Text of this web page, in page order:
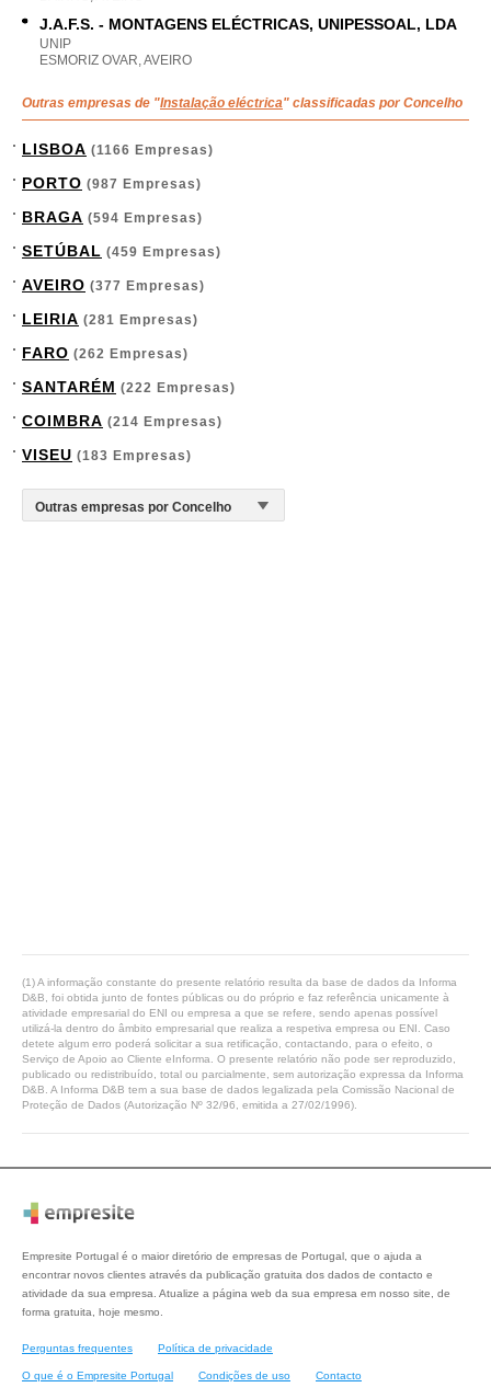
J.A.F.S. - MONTAGENS ELÉCTRICAS, UNIPESSOAL, LDA
UNIP
ESMORIZ OVAR, AVEIRO
Outras empresas de "Instalação eléctrica" classificadas por Concelho
LISBOA (1166 Empresas)
PORTO (987 Empresas)
BRAGA (594 Empresas)
SETÚBAL (459 Empresas)
AVEIRO (377 Empresas)
LEIRIA (281 Empresas)
FARO (262 Empresas)
SANTARÉM (222 Empresas)
COIMBRA (214 Empresas)
VISEU (183 Empresas)
(1) A informação constante do presente relatório resulta da base de dados da Informa
D&B, foi obtida junto de fontes públicas ou do próprio e faz referência unicamente à
atividade empresarial do ENI ou empresa a que se refere, sendo apenas possível
utilizá-la dentro do âmbito empresarial que realiza a respetiva empresa ou ENI. Caso
detete algum erro poderá solicitar a sua retificação, contactando, para o efeito, o
Serviço de Apoio ao Cliente eInforma. O presente relatório não pode ser reproduzido,
publicado ou redistribuído, total ou parcialmente, sem autorização expressa da Informa
D&B. A Informa D&B tem a sua base de dados legalizada pela Comissão Nacional de
Proteção de Dados (Autorização Nº 32/96, emitida a 27/02/1996).
Empresite Portugal é o maior diretório de empresas de Portugal, que o ajuda a
encontrar novos clientes através da publicação gratuita dos dados de contacto e
atividade da sua empresa. Atualize a página web da sua empresa em nosso site, de
forma gratuita, hoje mesmo.
Perguntas frequentes Política de privacidade
O que é o Empresite Portugal Condições de uso Contacto